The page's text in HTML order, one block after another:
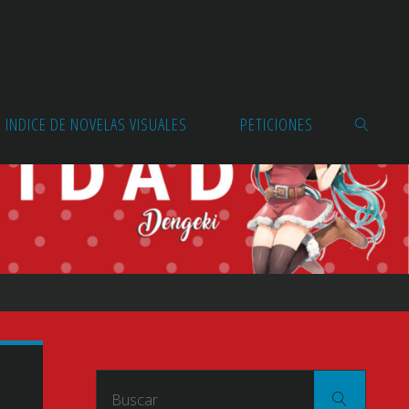
INDICE DE NOVELAS VISUALES PETICIONES
BUSCAR
Buscar